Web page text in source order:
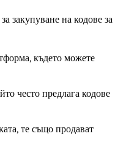
закупуване на кодове за
където можете
често предлага кодове
те също продават